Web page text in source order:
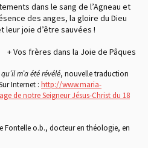
dans le sang de l’Agneau et
des anges, la gloire du Dieu
leur joie d’être sauvées !
+ Vos frères dans la Joie de Pâques
m’a été révélé, nouvelle traduction
Internet : http://www.maria-
de notre Seigneur Jésus-Christ du 18
Fontelle o.b., docteur en théologie, en